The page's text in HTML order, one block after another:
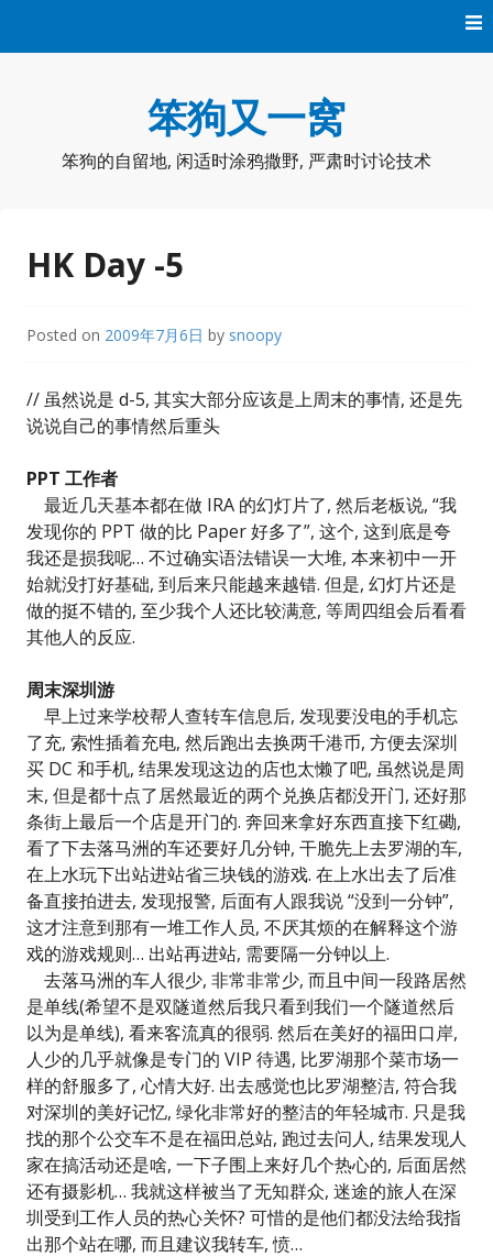
笨狗又一窝
笨狗的自留地, 闲适时涂鸦撒野, 严肃时讨论技术
HK Day -5
Posted on 2009年7月6日 by snoopy
// 虽然说是 d-5, 其实大部分应该是上周末的事情, 还是先
说说自己的事情然后重头
PPT 工作者
最近几天基本都在做 IRA 的幻灯片了, 然后老板说, “我
发现你的 PPT 做的比 Paper 好多了”, 这个, 这到底是夸
我还是损我呢… 不过确实语法错误一大堆, 本来初中一开
始就没打好基础, 到后来只能越来越错. 但是, 幻灯片还是
做的挺不错的, 至少我个人还比较满意, 等周四组会后看看
其他人的反应.
周末深圳游
早上过来学校帮人查转车信息后, 发现要没电的手机忘
了充, 索性插着充电, 然后跑出去换两千港币, 方便去深圳
买 DC 和手机, 结果发现这边的店也太懒了吧, 虽然说是周
末, 但是都十点了居然最近的两个兑换店都没开门, 还好那
条街上最后一个店是开门的. 奔回来拿好东西直接下红磡,
看了下去落马洲的车还要好几分钟, 干脆先上去罗湖的车,
在上水玩下出站进站省三块钱的游戏. 在上水出去了后准
备直接拍进去, 发现报警, 后面有人跟我说 “没到一分钟”,
这才注意到那有一堆工作人员, 不厌其烦的在解释这个游
戏的游戏规则… 出站再进站, 需要隔一分钟以上.
去落马洲的车人很少, 非常非常少, 而且中间一段路居然
是单线(希望不是双隧道然后我只看到我们一个隧道然后
以为是单线), 看来客流真的很弱. 然后在美好的福田口岸,
人少的几乎就像是专门的 VIP 待遇, 比罗湖那个菜市场一
样的舒服多了, 心情大好. 出去感觉也比罗湖整洁, 符合我
对深圳的美好记忆, 绿化非常好的整洁的年轻城市. 只是我
找的那个公交车不是在福田总站, 跑过去问人, 结果发现人
家在搞活动还是啥, 一下子围上来好几个热心的, 后面居然
还有摄影机… 我就这样被当了无知群众, 迷途的旅人在深
圳受到工作人员的热心关怀? 可惜的是他们都没法给我指
出那个站在哪, 而且建议我转车, 愤…